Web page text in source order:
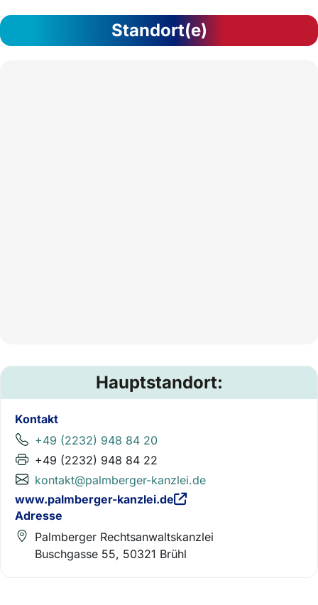
Standort(e)
Hauptstandort:
Kontakt
+49 (2232) 948 84 20
+49 (2232) 948 84 22
kontakt@palmberger-kanzlei.de
www.palmberger-kanzlei.de
Adresse
Palmberger Rechtsanwaltskanzlei
Buschgasse 55, 50321 Brühl